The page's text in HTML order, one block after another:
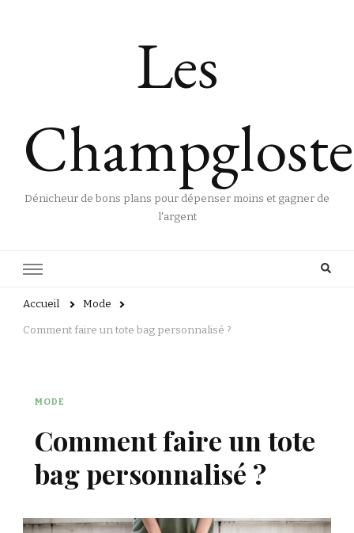
Les
Dénicheur de bons plans pour dépenser moins et gagner de
l'argent
Accueil Mode
Comment faire un tote bag personnalisé ?
MODE
Comment faire un tote
bag personnalisé ?